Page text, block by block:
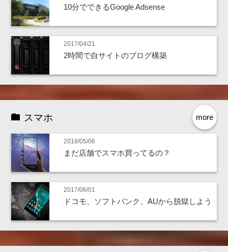
10分でできるGoogle Adsense
2017/04/21
2時間で自サイトのブログ構築
more
スマホ
2018/05/06
まだ店舗でスマホ買ってるの？
2017/06/01
ドコモ、ソフトバンク、AUから脱獄しよう